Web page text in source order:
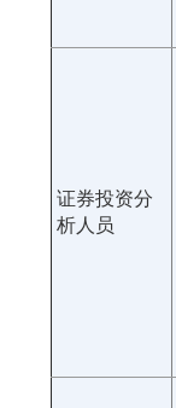
证券投资分
析人员